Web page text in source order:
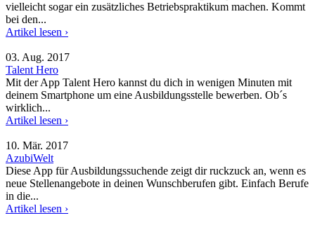
vielleicht sogar ein zusätzliches Betriebspraktikum machen. Kommt
bei den...
Artikel lesen ›
03. Aug. 2017
Talent Hero
Mit der App Talent Hero kannst du dich in wenigen Minuten mit
deinem Smartphone um eine Ausbildungsstelle bewerben. Ob´s
wirklich...
Artikel lesen ›
10. Mär. 2017
AzubiWelt
Diese App für Ausbildungssuchende zeigt dir ruckzuck an, wenn es
neue Stellenangebote in deinen Wunschberufen gibt. Einfach Berufe
in die...
Artikel lesen ›